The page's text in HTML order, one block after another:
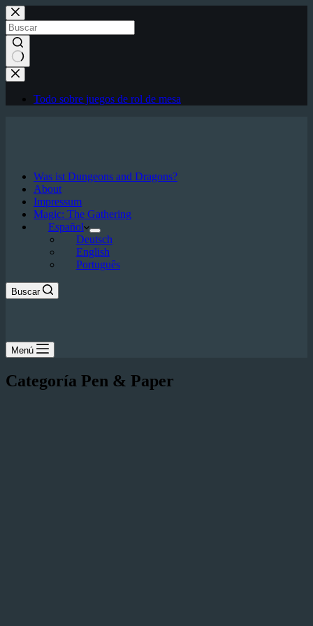
Saltar
al
contenido
Sin
resultados
Todo sobre juegos de rol de mesa
Was ist Dungeons and Dragons?
About
Impressum
Magic: The Gathering
Español
Deutsch
English
Português
Buscar
Menú
Categoría Pen & Paper